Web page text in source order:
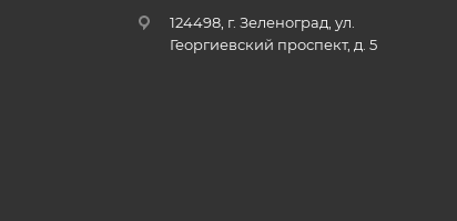
124498, г. Зеленоград, ул.
Георгиевский проспект, д. 5